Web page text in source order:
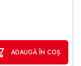
ADAUGĂ ÎN COȘ